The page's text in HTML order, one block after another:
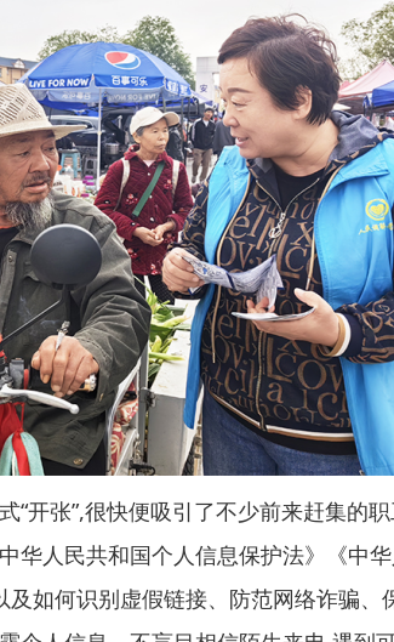
开张”,很快便吸引了不少前来赶集的
华人民共和国个人信息保护法》《中
如何识别虚假链接、防范网络诈骗、